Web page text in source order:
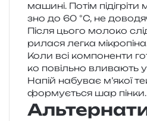
маши­ні. Потім
зно до 60 °C, не
Після цього моло­ко
ри­ла­ся легка
Коли всі ком­по­нен­ти
ко повіль­но вли­ва­ють
Напій набу­ває м’якої
фор­му­є­ться шар пінки.